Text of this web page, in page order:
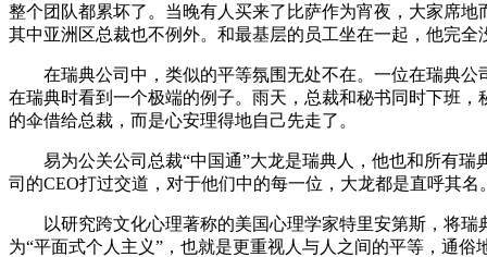
整个团队都累坏了。当晚有人买来了比萨作为宵夜，大家席地
其中亚洲区总裁也不例外。和最基层的员工坐在一起，他完全
在瑞典公司中，类似的平等氛围无处不在。一位在瑞典公
在瑞典时看到一个极端的例子。雨天，总裁和秘书同时下班，
的伞借给总裁，而是心安理得地自己先走了。
易为公关公司总裁“中国通”大龙是瑞典人，他也和所有瑞
司的CEO打过交道，对于他们中的每一位，大龙都是直呼其名
以研究跨文化心理著称的美国心理学家特里安第斯，将瑞
为“平面式个人主义”，也就是更重视人与人之间的平等，通俗